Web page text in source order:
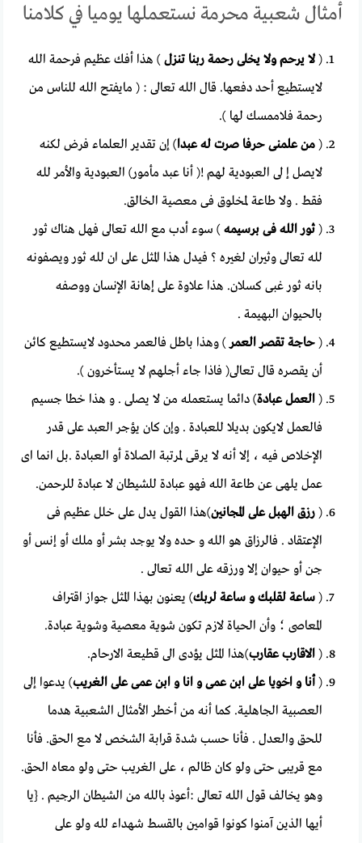
أمثال شعبية محرمة نستعملها يوميا في كلامنا
(لا يرحم ولا يخلى رحمة ربنا تنزل) هذا أفك عظيم فرحمة الله
لايستطيع أحد دفعها. قال الله تعالى : ( مايفتح الله للناس من
رحمة فلاممسك لها ).
(من علمنى حرفا صرت له عبدا) إن تقدير العلماء فرض لكنه
لايصل إ لى العبودية لهم !( أنا عبد مأمور) العبودية والأمر لله
فقط . ولا طاعة لمخلوق فى معصية الخالق.
(ثور الله فى برسيمه) سوء أدب مع الله تعالى فهل هناك ثور
لله تعالى وثيران لغيره ؟ فيدل هذا المثل على ان لله ثور ويصفونه
بانه ثور غبى كسلان. هذا علاوة على إهانة الإنسان ووصفه
بالحيوان البهيمة .
(حاجة تقصر العمر) وهذا باطل فالعمر محدود لايستطيع كائن
أن يقصره قال تعالى( فاذا جاء أجلهم لا يستأخرون ).
(العمل عبادة) دائما يستعمله من لا يصلى . و هذا خطا جسيم
فالعمل لايكون بديلا للعبادة . وإن كان يؤجر العبد على قدر
الإخلاص فيه ، إلا أنه لا يرقى لمرتبة الصلاة أو العبادة .بل انما اى
عمل يلهى عن طاعة الله فهو عبادة للشيطان لا عبادة للرحمن.
(رزق الهبل على المجانين)هذا القول يدل على خلل عظيم فى
الإعتقاد . فالرزاق هو الله و حده ولا يوجد بشر أو ملك أو إنس أو
جن أو حيوان إلا ورزقه على الله تعالى .
(ساعة لقلبك و ساعة لربك) يعنون بهذا المثل جواز اقتراف
المعاصى ؛ وأن الحياة لازم تكون شوية معصية وشوية عبادة.
(الاقارب عقارب)هذا المثل يؤدى الى قطيعة الارحام.
(أنا و اخويا على ابن عمى و انا و ابن عمى على الغريب) يدعوا إلى
العصبية الجاهلية. كما أنه من أخطر الأمثال الشعبية هدما
للحق والعدل . فأنا حسب شدة قرابة الشخص لا مع الحق. فأنا
مع قريبى حتى ولو كان ظالم ، على الغريب حتى ولو معاه الحق.
وهو يخالف قول الله تعالى :أعوذ بالله من الشيطان الرجيم . {يا
أيها الذين آمنوا كونوا قوامين بالقسط شهداء لله ولو على